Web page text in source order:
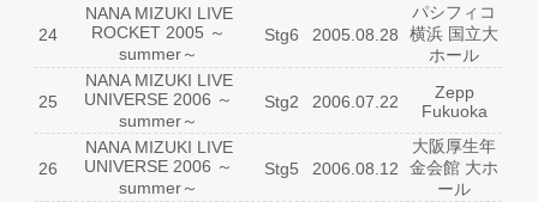
24
NANA MIZUKI LIVE
ROCKET 2005 ～
summer～
Stg6 2005.08.28
パシフィコ
横浜 国立大
ホール
25
NANA MIZUKI LIVE
UNIVERSE 2006 ～
summer～
Stg2 2006.07.22
Zepp
Fukuoka
26
NANA MIZUKI LIVE
UNIVERSE 2006 ～
summer～
Stg5 2006.08.12
大阪厚生年
金会館 大ホ
ール